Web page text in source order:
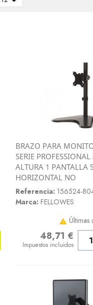
Vista
BRAZO PARA
SERIE PROFESSIONAL
ALTURA 1 PANTALLA
HORIZONTAL NO
Referencia: 156524-
Marca: FELLOWES
 Últimas
Precio48,71 €
Impuestos incluidos